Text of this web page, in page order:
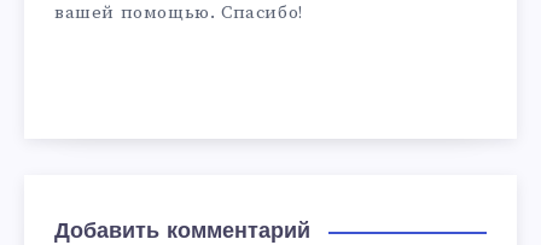
вашей помощью. Спасибо!
Добавить комментарий